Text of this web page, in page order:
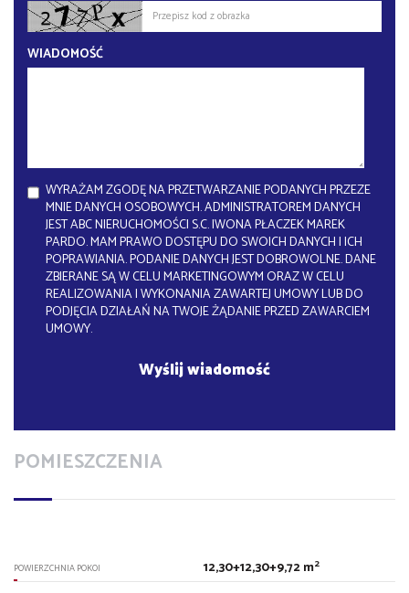
WIADOMOŚĆ
WYRAŻAM ZGODĘ NA PRZETWARZANIE PODANYCH PRZEZE
MNIE DANYCH OSOBOWYCH. ADMINISTRATOREM DANYCH
JEST ABC NIERUCHOMOŚCI S.C. IWONA PŁACZEK MAREK
PARDO. MAM PRAWO DOSTĘPU DO SWOICH DANYCH I ICH
POPRAWIANIA. PODANIE DANYCH JEST DOBROWOLNE. DANE
ZBIERANE SĄ W CELU MARKETINGOWYM ORAZ W CELU
REALIZOWANIA I WYKONANIA ZAWARTEJ UMOWY LUB DO
PODJĘCIA DZIAŁAŃ NA TWOJE ŻĄDANIE PRZED ZAWARCIEM
UMOWY.
POMIESZCZENIA
POWIERZCHNIA POKOI 12,30+12,30+9,72 m2